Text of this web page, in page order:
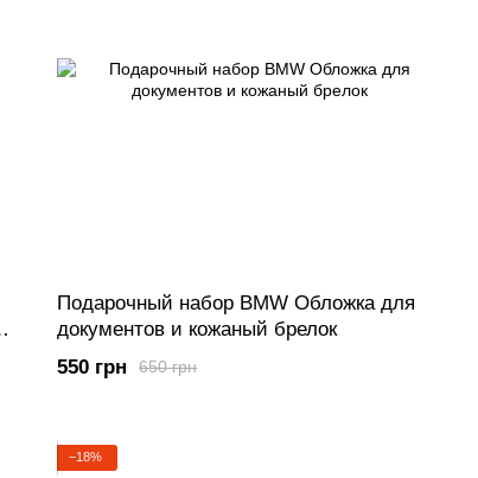
Подарочный набор BMW Обложка для
документов и кожаный брелок
650 грн
550 грн
−18%